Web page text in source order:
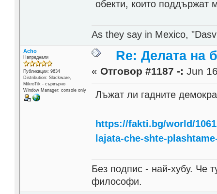
обекти, които поддържат
As they say in Mexico,
Acho
Напреднали
Публикации: 9634
Distribution: Slackware,
MikroTik - сървърно
Window Manager: console only
Re: Делата на
« Отговор #1187 -: Jun
Лъжат ли гадните
https://fakti.bg/world/
lajata-che-shte-
Без подпис - най-хубу. Че
философи.